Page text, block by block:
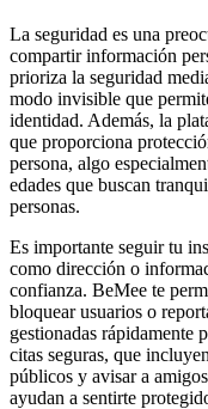
La seguridad es una
compartir información
prioriza la seguridad
modo invisible que
identidad. Además, la
que proporciona
persona, algo
edades que buscan
personas.
Es importante seguir tu
como dirección o
confianza. BeMee te
bloquear usuarios o
gestionadas rápidamente
citas seguras, que
públicos y avisar a
ayudan a sentirte